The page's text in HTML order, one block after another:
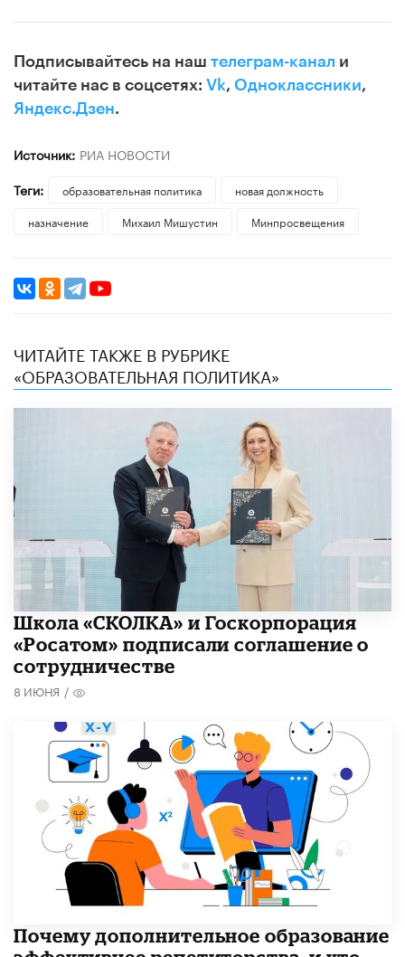
Подписывайтесь на наш телеграм-канал и
читайте нас в соцсетях: Vk, Одноклассники,
Яндекс.Дзен.
Источник: РИА НОВОСТИ
Теги:
образовательная политика
новая должность
назначение
Михаил Мишустин Минпросвещения
ЧИТАЙТЕ ТАКЖЕ В РУБРИКЕ
«ОБРАЗОВАТЕЛЬНАЯ ПОЛИТИКА»
Школа «СКОЛКА» и Госкорпорация
«Росатом» подписали соглашение о
сотрудничестве
8 ИЮНЯ /
​Почему дополнительное образование